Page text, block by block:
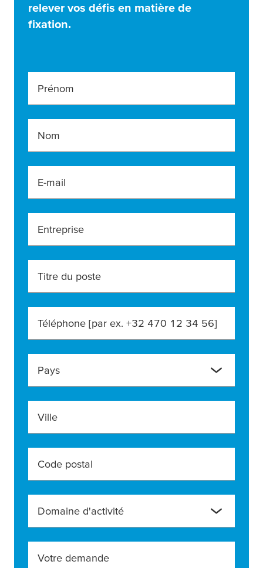
relever vos défis en matière de
fixation.
Prénom
Nom
E-mail
Entreprise
Titre du poste
Téléphone [par ex. +32 470 12 34 56]
Pays
Ville
Code postal
Domaine d'activité
Votre demande